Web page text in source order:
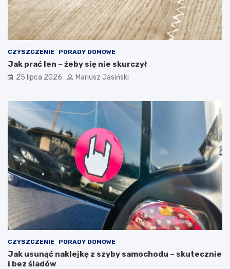
CZYSZCZENIE PORADY DOMOWE
Jak prać len – żeby się nie skurczył
25 lipca 2026 Mariusz Jasiński
CZYSZCZENIE PORADY DOMOWE
Jak usunąć naklejkę z szyby samochodu – skutecznie
i bez śladów